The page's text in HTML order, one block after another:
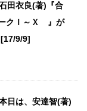
田衣良(著)『合
クＩ～Ｘ 』が
9/9]
日は、安達智(著)